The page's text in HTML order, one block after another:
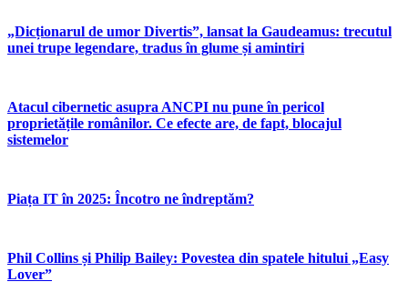
„Dicționarul de umor Divertis”, lansat la Gaudeamus: trecutul
unei trupe legendare, tradus în glume și amintiri
Atacul cibernetic asupra ANCPI nu pune în pericol
proprietățile românilor. Ce efecte are, de fapt, blocajul
sistemelor
Piața IT în 2025: Încotro ne îndreptăm?
Phil Collins și Philip Bailey: Povestea din spatele hitului „Easy
Lover”